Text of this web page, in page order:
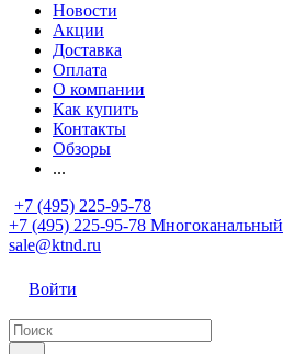
Новости
Акции
Доставка
Оплата
О компании
Как купить
Контакты
Обзоры
...
+7 (495) 225-95-78
+7 (495) 225-95-78 Многоканальный
sale@ktnd.ru
Войти